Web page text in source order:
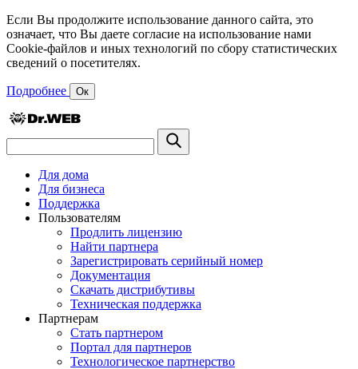
Если Вы продолжите использование данного сайта, это
означает, что Вы даете согласие на использование нами
Cookie-файлов и иных технологий по сбору статистических
сведений о посетителях.
Подробнее Ок
Для дома
Для бизнеса
Поддержка
Пользователям
Продлить лицензию
Найти партнера
Зарегистрировать серийный номер
Документация
Скачать дистрибутивы
Техническая поддержка
Партнерам
Стать партнером
Портал для партнеров
Технологическое партнерство